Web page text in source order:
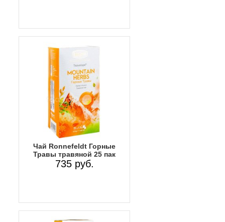
Чай Ronnefeldt Горные
Травы травяной 25 пак
735 руб.